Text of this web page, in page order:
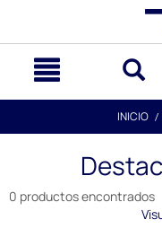
INICIO
0 productos encontrados